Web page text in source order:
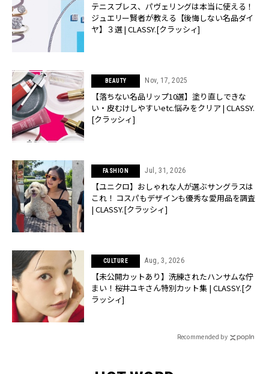
テニスブレス、パヴェリングは本当に使える！
ジュエリー賢者が教える【後悔しない名品ダイ
ヤ】３選 | CLASSY.[クラッシィ]
BEAUTY Nov, 17, 2025
【落ちない名品リップ10選】塗り直しできな
い・皮むけしやすいetc.悩みをクリア | CLASSY.
[クラッシィ]
FASHION Jul, 31, 2026
【ユニクロ】おしゃれな人が選ぶサングラスは
これ！ コスパもデザインも優秀な愛用品を調査
| CLASSY.[クラッシィ]
CULTURE Aug, 3, 2026
【未公開カットあり】洗練されたハンサムな佇
まい！桜井ユキさん特別カット集 | CLASSY.[ク
ラッシィ]
Recommended by